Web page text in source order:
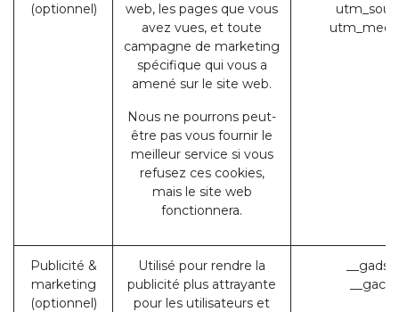
(optionnel)
web, les pages que vous
avez vues, et toute
campagne de marketing
spécifique qui vous a
amené sur le site web.
Nous ne pourrons peut-
être pas vous fournir le
meilleur service si vous
refusez ces cookies,
mais le site web
fonctionnera.
Publicité &
marketing
(optionnel)
Utilisé pour rendre la
publicité plus attrayante
pour les utilisateurs et
__gads
__gac